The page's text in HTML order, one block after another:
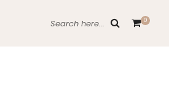
Search here... 0